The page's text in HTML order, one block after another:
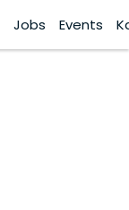
Jobs Events